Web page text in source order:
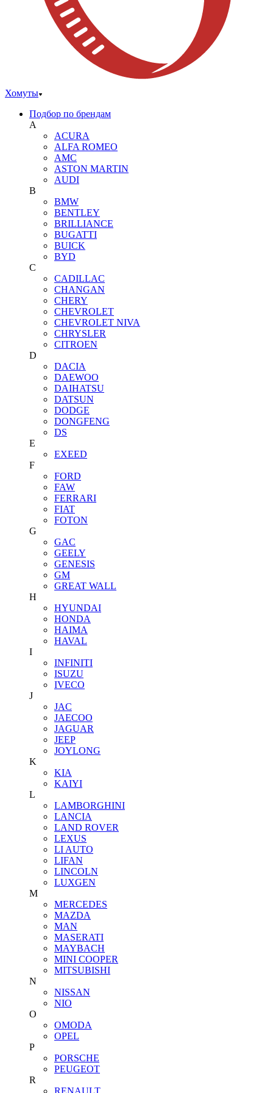
Хомуты
Подбор по брендам
A
ACURA
ALFA ROMEO
AMC
ASTON MARTIN
AUDI
B
BMW
BENTLEY
BRILLIANCE
BUGATTI
BUICK
BYD
C
CADILLAC
CHANGAN
CHERY
CHEVROLET
CHEVROLET NIVA
CHRYSLER
CITROEN
D
DACIA
DAEWOO
DAIHATSU
DATSUN
DODGE
DONGFENG
DS
E
EXEED
F
FORD
FAW
FERRARI
FIAT
FOTON
G
GAC
GEELY
GENESIS
GM
GREAT WALL
H
HYUNDAI
HONDA
HAIMA
HAVAL
I
INFINITI
ISUZU
IVECO
J
JAC
JAECOO
JAGUAR
JEEP
JOYLONG
K
KIA
KAIYI
L
LAMBORGHINI
LANCIA
LAND ROVER
LEXUS
LI AUTO
LIFAN
LINCOLN
LUXGEN
M
MERCEDES
MAZDA
MAN
MASERATI
MAYBACH
MINI COOPER
MITSUBISHI
N
NISSAN
NIO
O
OMODA
OPEL
P
PORSCHE
PEUGEOT
R
RENAULT